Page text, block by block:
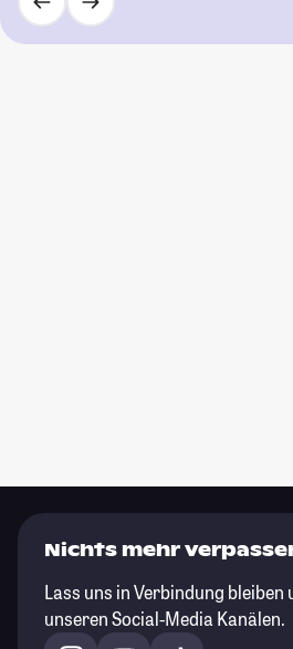
Nichts mehr
Lass uns in Verbindung bleiben
unseren Social-Media Kanälen.